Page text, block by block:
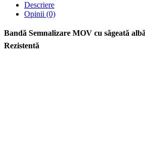
Descriere
Opinii (0)
Bandă Semnalizare MOV cu săgeată
Rezistentă